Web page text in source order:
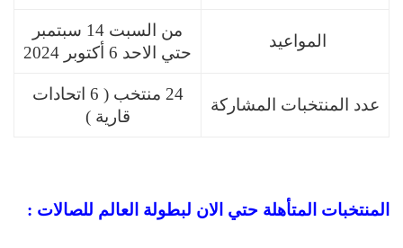
المواعيد
من السبت 14 سبتمبر
حتي الاحد 6 أكتوبر 2024
عدد المنتخبات المشاركة
24 منتخب ( 6 اتحادات
قارية )
المنتخبات المتأهلة حتي الان لبطولة العالم للصالات :